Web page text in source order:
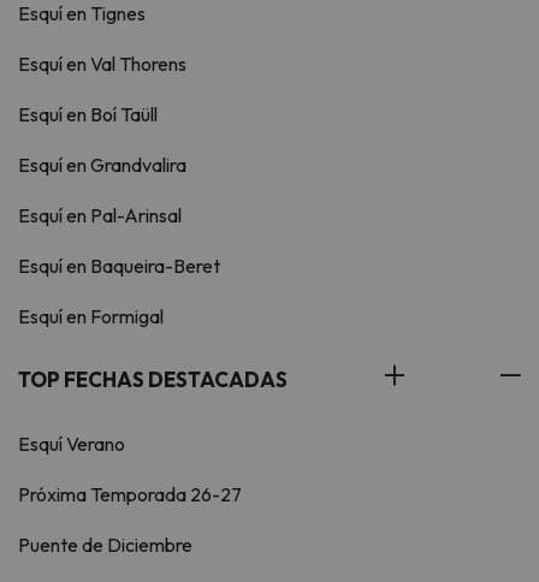
Esquí en Tignes
Esquí en Val Thorens
Esquí en Boí Taüll
Esquí en Grandvalira
Esquí en Pal-Arinsal
Esquí en Baqueira-Beret
Esquí en Formigal
TOP FECHAS DESTACADAS
Esquí Verano
Próxima Temporada 26-27
Puente de Diciembre